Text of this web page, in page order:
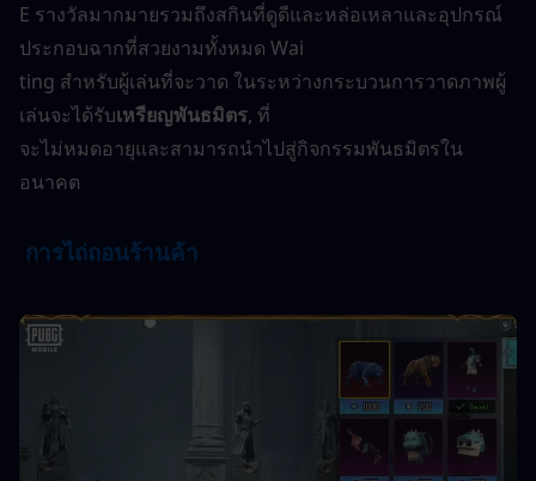
E รางวัลมากมายรวมถึงสกินที่ดูดีและหล่อเหลาและอุปกรณ์
ประกอบฉากที่สวยงามทั้งหมด Wai
ting สำหรับผู้เล่นที่จะวาด ในระหว่างกระบวนการวาดภาพผู้
เล่นจะได้รับเหรียญพันธมิตร, ที่
จะไม่หมดอายุและสามารถนำไปสู่กิจกรรมพันธมิตรใน
อนาคต
การไถ่ถอนร้านค้า